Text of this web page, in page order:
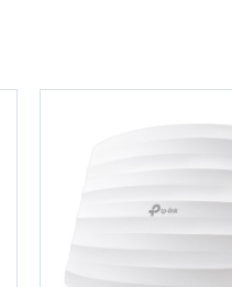
theo đuổi chủ nghĩa tối